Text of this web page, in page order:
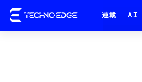
連載 AI